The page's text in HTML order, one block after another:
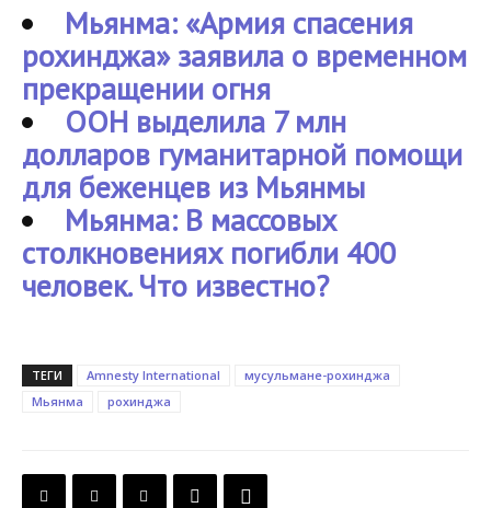
Мьянма: «Армия спасения
рохинджа» заявила о временном
прекращении огня
ООН выделила 7 млн
долларов гуманитарной помощи
для беженцев из Мьянмы
Мьянма: В массовых
столкновениях погибли 400
человек. Что известно?
ТЕГИ Amnesty International
мусульмане-рохинджа
Мьянма
рохинджа